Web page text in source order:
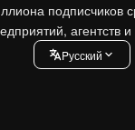
подписчиков
агентств и
Pусский